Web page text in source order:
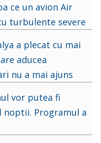
ce un avion Air
turbulente severe
a plecat cu mai
aducea
nu a mai ajuns
vor putea fi
noptii. Programul a